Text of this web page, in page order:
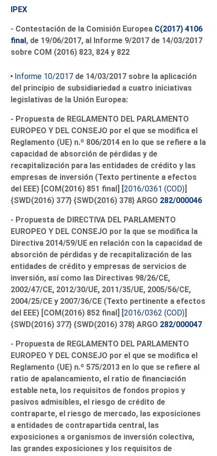
IPEX
- Contestación de la Comisión Europea C(2017) 4106
final, de 19/06/2017, al Informe 9/2017 de 14/03/2017
sobre COM (2016) 823, 824 y 822
Informe 10/2017 de 14/03/2017 sobre la aplicación
del principio de subsidiariedad a cuatro iniciativas
legislativas de la Unión Europea:
- Propuesta de REGLAMENTO DEL PARLAMENTO
EUROPEO Y DEL CONSEJO por el que se modifica el
Reglamento (UE) n.º 806/2014 en lo que se refiere a la
capacidad de absorción de pérdidas y de
recapitalización para las entidades de crédito y las
empresas de inversión (Texto pertinente a efectos
del EEE) [COM(2016) 851 final] [2016/0361 (COD)]
{SWD(2016) 377} {SWD(2016) 378} ARGO 282/000046
- Propuesta de DIRECTIVA DEL PARLAMENTO
EUROPEO Y DEL CONSEJO por la que se modifica la
Directiva 2014/59/UE en relación con la capacidad de
absorción de pérdidas y de recapitalización de las
entidades de crédito y empresas de servicios de
inversión, así como las Directivas 98/26/CE,
2002/47/CE, 2012/30/UE, 2011/35/UE, 2005/56/CE,
2004/25/CE y 2007/36/CE (Texto pertinente a efectos
del EEE) [COM(2016) 852 final] [2016/0362 (COD)]
{SWD(2016) 377} {SWD(2016) 378} ARGO 282/000047
- Propuesta de REGLAMENTO DEL PARLAMENTO
EUROPEO Y DEL CONSEJO por el que se modifica el
Reglamento (UE) n.º 575/2013 en lo que se refiere al
ratio de apalancamiento, el ratio de financiación
estable neta, los requisitos de fondos propios y
pasivos admisibles, el riesgo de crédito de
contraparte, el riesgo de mercado, las exposiciones
a entidades de contrapartida central, las
exposiciones a organismos de inversión colectiva,
las grandes exposiciones y los requisitos de